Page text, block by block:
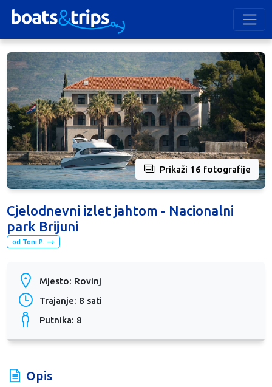
Prikaži 16 fotografije
Cjelodnevni izlet jahtom - Nacionalni
park Brijuni
od Toni P.
Mjesto: Rovinj
Trajanje: 8 sati
Putnika: 8
Opis